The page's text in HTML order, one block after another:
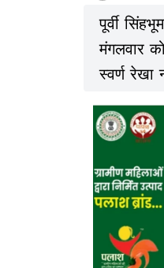
पूर्वी
मंगलवार
स्वर्ण रेखा